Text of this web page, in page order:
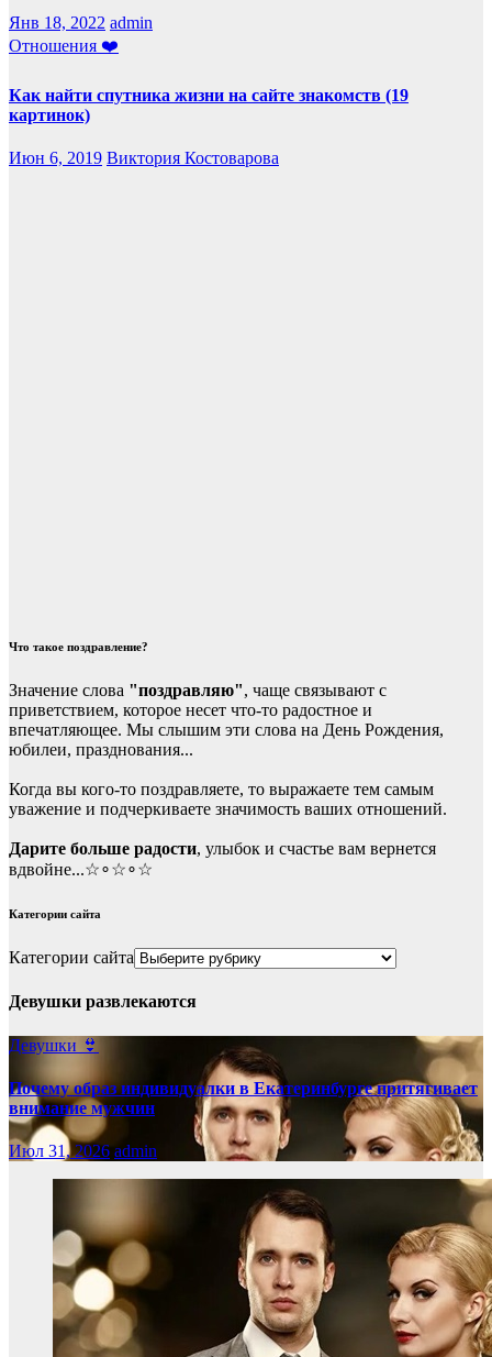
Янв 18, 2022 admin
Отношения ❤️
Как найти спутника жизни на сайте знакомств (19
картинок)
Июн 6, 2019 Виктория Костоварова
Что такое поздравление?
Значение слова "поздравляю", чаще связывают с
приветствием, которое несет что-то радостное и
впечатляющее. Мы слышим эти слова на День Рождения,
юбилеи, празднования...
Когда вы кого-то поздравляете, то выражаете тем самым
уважение и подчеркиваете значимость ваших отношений.
Дарите больше радости, улыбок и счастье вам вернется
вдвойне...☆∘☆∘☆
Категории сайта
Категории сайта
Девушки развлекаются
Девушки 👙
Почему образ индивидуалки в Екатеринбурге притягивает
внимание мужчин
Июл 31, 2026 admin